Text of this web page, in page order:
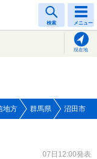
検索 メニュー
現在地
地方 群馬県 沼田市
07日12:00発表